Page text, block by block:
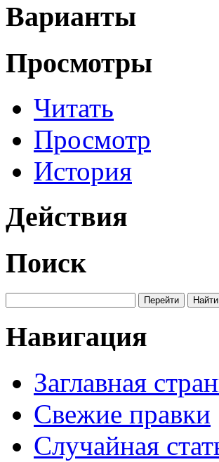
Варианты
Просмотры
Читать
Просмотр
История
Действия
Поиск
Навигация
Заглавная
Свежие правки
Случайная